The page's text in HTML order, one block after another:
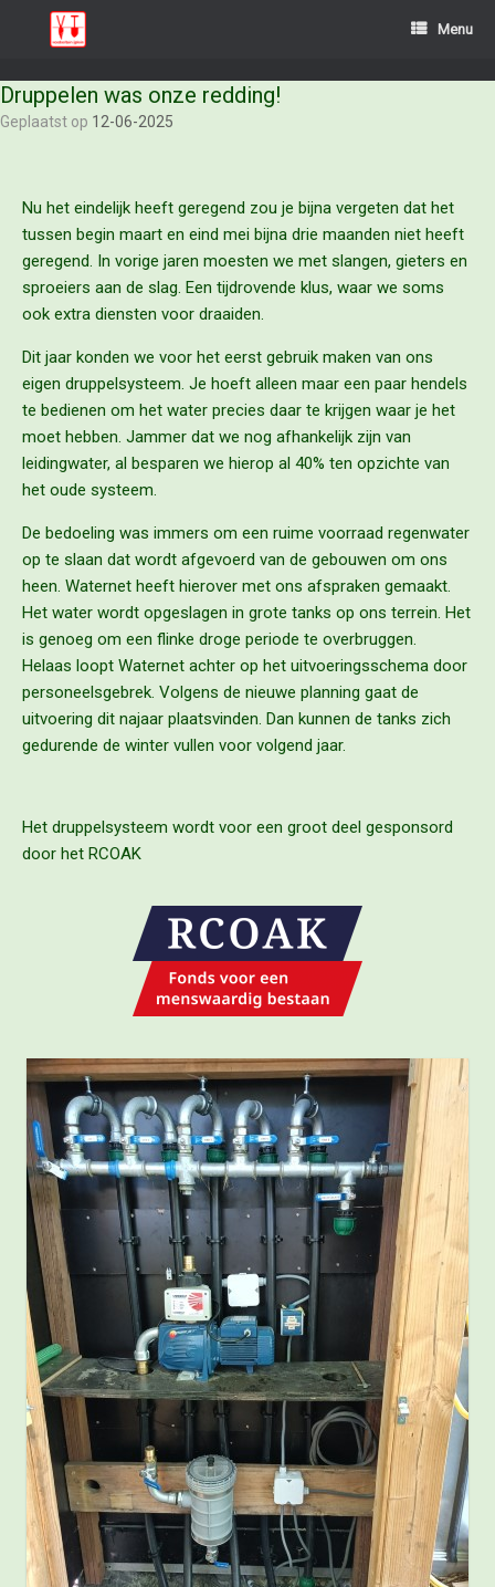
Menu
Druppelen was onze redding!
Geplaatst op 12-06-2025
Nu het eindelijk heeft geregend zou je bijna vergeten dat het
tussen begin maart en eind mei bijna drie maanden niet heeft
geregend. In vorige jaren moesten we met slangen, gieters en
sproeiers aan de slag. Een tijdrovende klus, waar we soms
ook extra diensten voor draaiden.
Dit jaar konden we voor het eerst gebruik maken van ons
eigen druppelsysteem. Je hoeft alleen maar een paar hendels
te bedienen om het water precies daar te krijgen waar je het
moet hebben. Jammer dat we nog afhankelijk zijn van
leidingwater, al besparen we hierop al 40% ten opzichte van
het oude systeem.
De bedoeling was immers om een ruime voorraad regenwater
op te slaan dat wordt afgevoerd van de gebouwen om ons
heen. Waternet heeft hierover met ons afspraken gemaakt.
Het water wordt opgeslagen in grote tanks op ons terrein. Het
is genoeg om een flinke droge periode te overbruggen.
Helaas loopt Waternet achter op het uitvoeringsschema door
personeelsgebrek. Volgens de nieuwe planning gaat de
uitvoering dit najaar plaatsvinden. Dan kunnen de tanks zich
gedurende de winter vullen voor volgend jaar.
Het druppelsysteem wordt voor een groot deel gesponsord
door het RCOAK